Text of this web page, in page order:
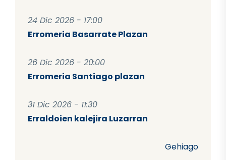
24 Dic 2026 - 17:00
Erromeria Basarrate Plazan
26 Dic 2026 - 20:00
Erromeria Santiago plazan
31 Dic 2026 - 11:30
Erraldoien kalejira Luzarran
Gehiago